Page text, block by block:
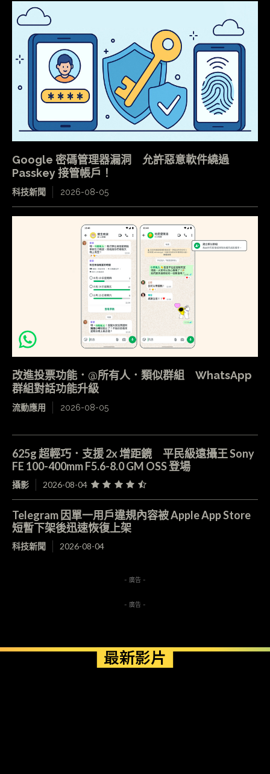
Google 密碼管理器漏洞 允許惡意軟件繞過
Passkey 接管帳戶！
科技新聞 2026-08-05
改進投票功能．@所有人．類似群組 WhatsApp
群組對話功能升級
流動應用 2026-08-05
625g 超輕巧．支援 2x 增距鏡 平民級遠攝王 Sony
FE 100-400mm F5.6-8.0 GM OSS 登場
攝影 2026-08-04
Telegram 因單一用戶違規內容被 Apple App Store
短暫下架後迅速恢復上架
科技新聞 2026-08-04
- 廣告 -
- 廣告 -
最新影片